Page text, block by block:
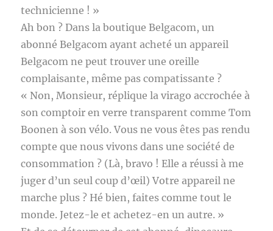
technicienne ! »
Ah bon ? Dans la boutique Belgacom, un
abonné Belgacom ayant acheté un appareil
Belgacom ne peut trouver une oreille
complaisante, même pas compatissante ?
« Non, Monsieur, réplique la virago accrochée à
son comptoir en verre transparent comme Tom
Boonen à son vélo. Vous ne vous êtes pas rendu
compte que nous vivons dans une société de
consommation ? (Là, bravo ! Elle a réussi à me
juger d’un seul coup d’œil) Votre appareil ne
marche plus ? Hé bien, faites comme tout le
monde. Jetez-le et achetez-en un autre. »